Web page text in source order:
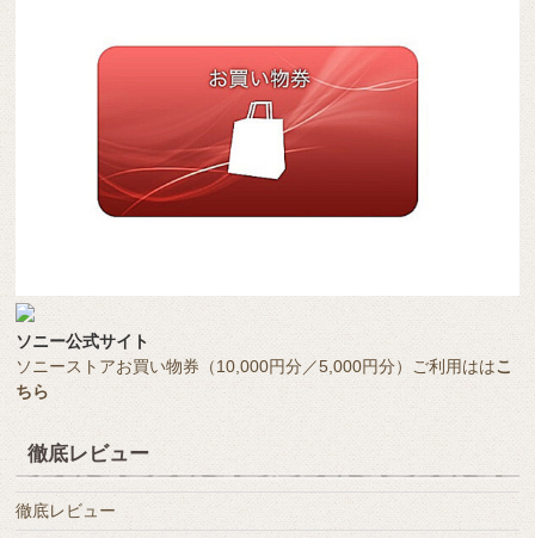
ソニー公式サイト
ソニーストアお買い物券（10,000円分／5,000円分）ご利用ははこ
ちら
徹底レビュー
徹底レビュー